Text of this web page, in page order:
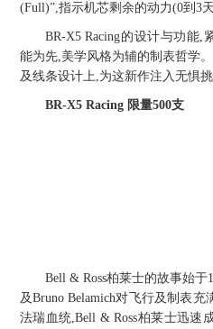
(Full)”,指示机芯剩余的动力(0到3天
BR-X5 Racing的设计与功能,
能为先,美学风格为辅的制表哲学
及线条设计上,为这新作注入无惧挑
BR-X5 Racing限量500支
Bell & Ross柏莱士的故事始于
及Bruno Belamich对飞行及制表
法瑞血统,Bell & Ross柏莱士迅速